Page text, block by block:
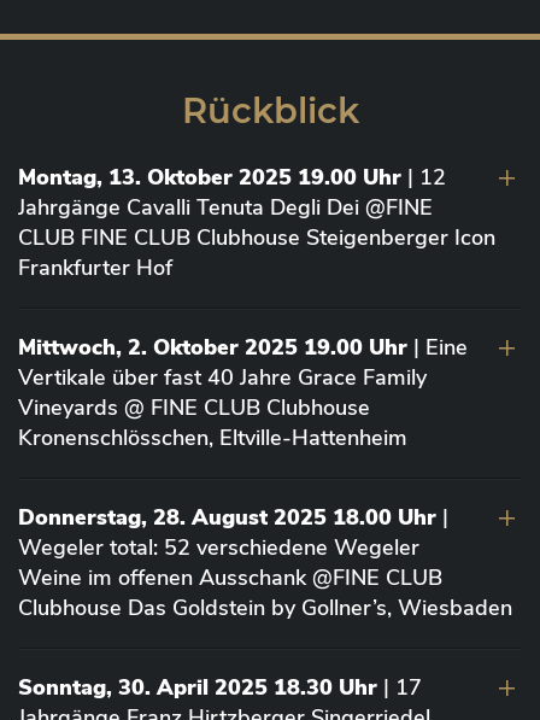
Rückblick
Montag, 13. Oktober 2025 19.00 Uhr | 12
Jahrgänge Cavalli Tenuta Degli Dei @FINE
CLUB FINE CLUB Clubhouse Steigenberger Icon
Frankfurter Hof
Mittwoch, 2. Oktober 2025 19.00 Uhr | Eine
Vertikale über fast 40 Jahre Grace Family
Vineyards @ FINE CLUB Clubhouse
Kronenschlösschen, Eltville-Hattenheim
Donnerstag, 28. August 2025 18.00 Uhr |
Wegeler total: 52 verschiedene Wegeler
Weine im offenen Ausschank @FINE CLUB
Clubhouse Das Goldstein by Gollner’s, Wiesbaden
Sonntag, 30. April 2025 18.30 Uhr | 17